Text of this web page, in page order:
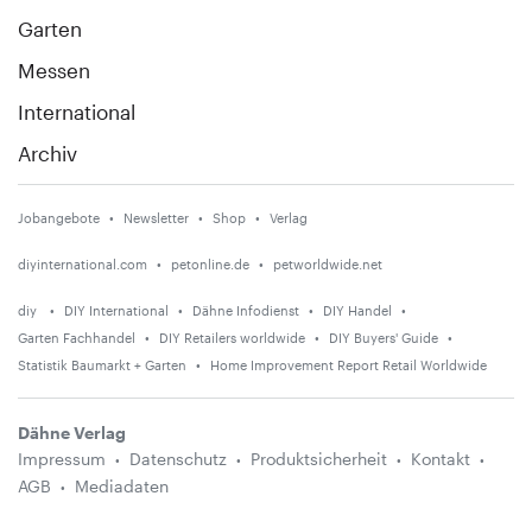
Garten
Messen
International
Archiv
Jobangebote Newsletter Shop Verlag
diyinternational.com petonline.de petworldwide.net
diy DIY International Dähne Infodienst
DIY Handel
Garten Fachhandel
DIY Retailers worldwide
DIY Buyers' Guide
Statistik Baumarkt + Garten
Home Improvement Report Retail Worldwide
Dähne Verlag
Impressum
Datenschutz Produktsicherheit
Kontakt
AGB
Mediadaten